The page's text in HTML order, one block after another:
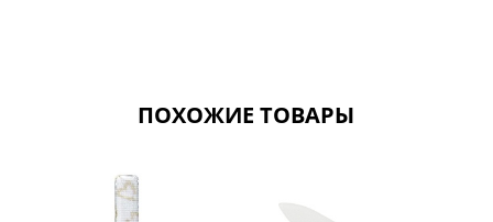
ПОХОЖИЕ ТОВАРЫ